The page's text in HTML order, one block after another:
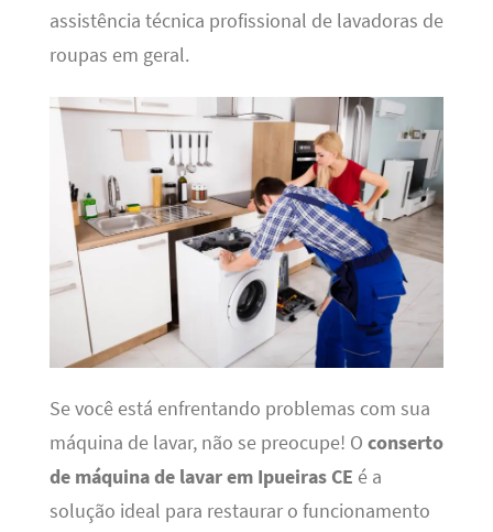
assistência técnica profissional de lavadoras de
roupas em geral.
Se você está enfrentando problemas com sua
máquina de lavar, não se preocupe! O conserto
de máquina de lavar em Ipueiras CE é a
solução ideal para restaurar o funcionamento